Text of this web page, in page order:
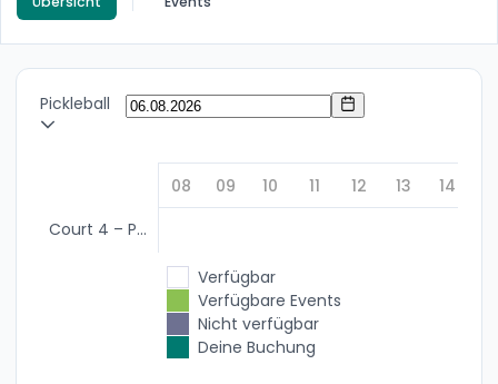
Pickleball
Court 4 – Pickleball Only
08 09 10 11 12 13 14
Verfügbar
Verfügbare Events
Nicht verfügbar
Deine Buchung